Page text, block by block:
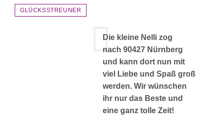
GLÜCKSSTREUNER
Die kleine Nelli zog
nach 90427 Nürnberg
und kann dort nun mit
viel Liebe und Spaß groß
werden. Wir wünschen
ihr nur das Beste und
eine ganz tolle Zeit!